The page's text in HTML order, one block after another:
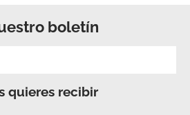
boletín
quieres recibir